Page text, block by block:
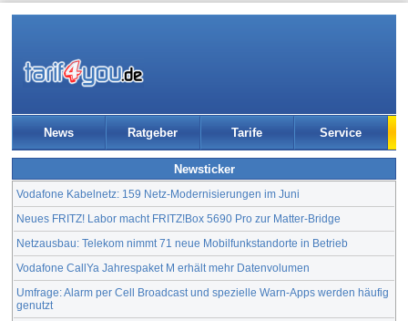
News Ratgeber Tarife Service
Newsticker
Vodafone Kabelnetz: 159 Netz-Modernisierungen im Juni
Neues FRITZ! Labor macht FRITZ!Box 5690 Pro zur Matter-Bridge
Netzausbau: Telekom nimmt 71 neue Mobilfunkstandorte in Betrieb
Vodafone CallYa Jahrespaket M erhält mehr Datenvolumen
Umfrage: Alarm per Cell Broadcast und spezielle Warn-Apps werden häufig
genutzt